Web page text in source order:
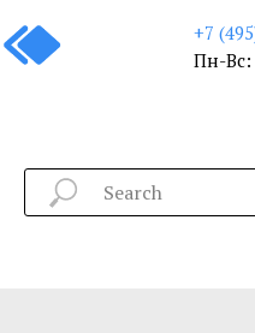
+7
Пн-Вс: